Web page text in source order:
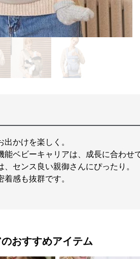
かけを楽しく。
ベビーキャリアは、成長に合わせ
センス良い親御さんにぴったり。
感も抜群です。
のおすすめアイテム